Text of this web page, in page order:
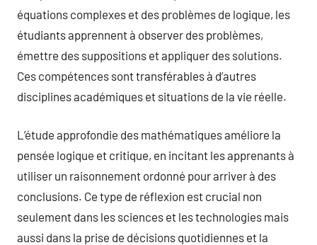
équations complexes et des problèmes de logique, les
étudiants apprennent à observer des problèmes,
émettre des suppositions et appliquer des solutions.
Ces compétences sont transférables à d’autres
disciplines académiques et situations de la vie réelle.
L’étude approfondie des mathématiques améliore la
pensée logique et critique, en incitant les apprenants à
utiliser un raisonnement ordonné pour arriver à des
conclusions. Ce type de réflexion est crucial non
seulement dans les sciences et les technologies mais
aussi dans la prise de décisions quotidiennes et la